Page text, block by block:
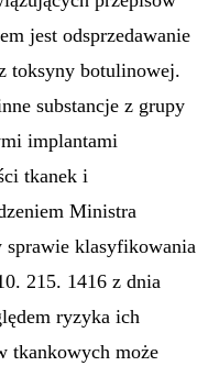
jest odsprzedawanie
toksyny botulinowej.
substancje z grupy
implantami
tkanek i
Ministra
klasyfikowania
215. 1416 z dnia
ryzyka ich
tkankowych może